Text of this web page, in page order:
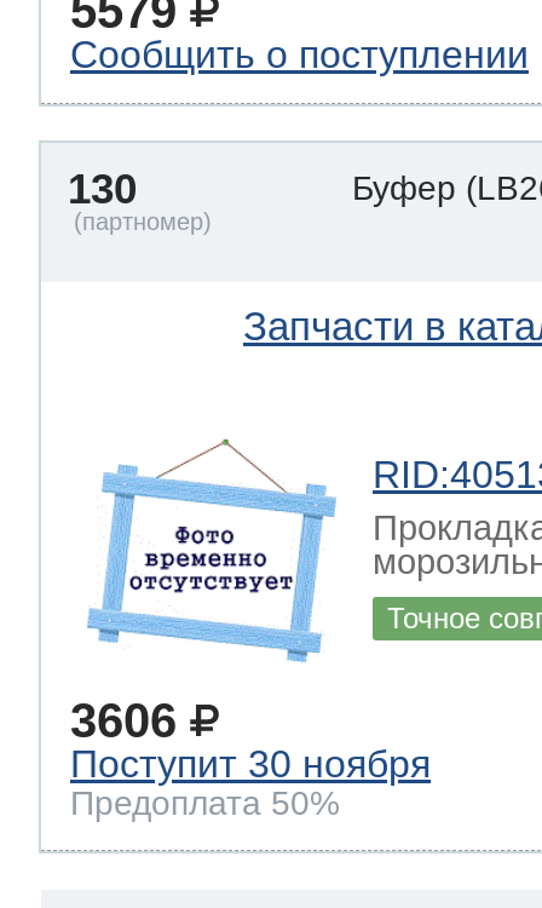
Сообщить о поступлении
130 Буфер
Запчасти в
Точное
3606
Поступит 30 ноября
Предоплата 50%